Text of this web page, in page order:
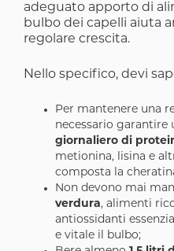
adeguato apporto di
bulbo dei capelli aiuta
regolare crescita.
Nello specifico, devi
Per mantenere una
necessario garantire
giornaliero di
metionina, lisina e
composta la
Non devono mai
verdura, alimenti
antiossidanti
e vitale il bulbo;